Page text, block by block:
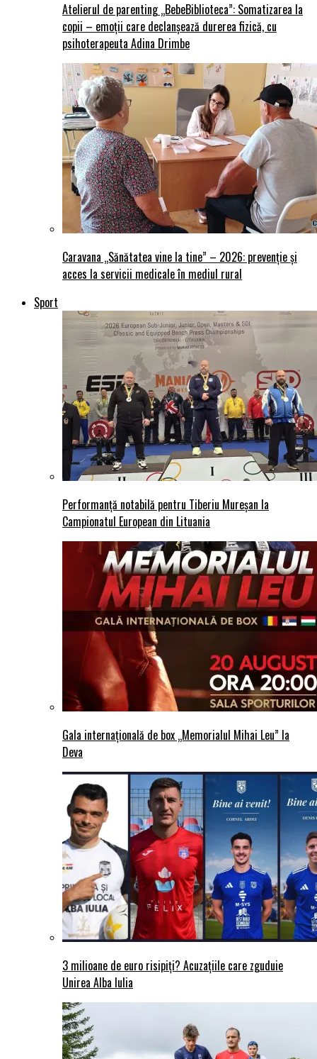
Atelierul de parenting „BebeBiblioteca”: Somatizarea la
copii – emoții care declanșează durerea fizică, cu
psihoterapeuta Adina Drimbe
Caravana „Sănătatea vine la tine” – 2026: prevenție și
acces la servicii medicale în mediul rural
Sport
Performanță notabilă pentru Tiberiu Mureșan la
Campionatul European din Lituania
Gala internațională de box „Memorialul Mihai Leu” la
Deva
3 milioane de euro risipiți? Acuzațiile care zguduie
Unirea Alba Iulia